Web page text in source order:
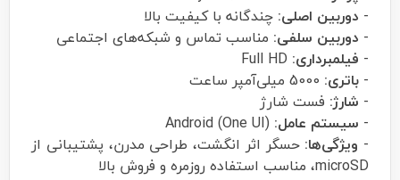
- دوربین اصلی: چندگانه با کیفیت بالا
- دوربین سلفی: مناسب تماس و شبکه‌های اجتماعی
- فیلمبرداری:
- باتری:
- شارژ: فست شارژ
- سیستم عامل:
- ویژگی‌ها: حسگر اثر انگشت، طراحی مدرن، پشتیبانی از
microSD، مناسب استفاده روزمره و فروش بالا